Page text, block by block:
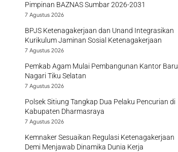
Pimpinan BAZNAS Sumbar 2026-2031
7 Agustus 2026
BPJS Ketenagakerjaan dan Unand Integrasikan
Kurikulum Jaminan Sosial Ketenagakerjaan
7 Agustus 2026
Pemkab Agam Mulai Pembangunan Kantor Baru
Nagari Tiku Selatan
7 Agustus 2026
Polsek Sitiung Tangkap Dua Pelaku Pencurian di
Kabupaten Dharmasraya
7 Agustus 2026
Kemnaker Sesuaikan Regulasi Ketenagakerjaan
Demi Menjawab Dinamika Dunia Kerja